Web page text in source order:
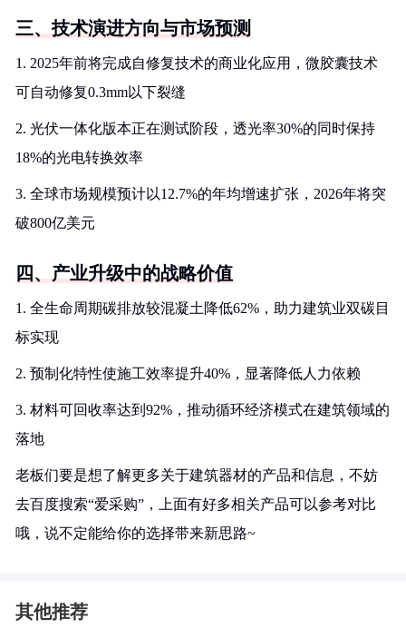
三、技术演进方向与市场预测
1. 2025年前将完成自修复技术的商业化应用，微胶囊技术
可自动修复0.3mm以下裂缝
2. 光伏一体化版本正在测试阶段，透光率30%的同时保持
18%的光电转换效率
3. 全球市场规模预计以12.7%的年均增速扩张，2026年将突
破800亿美元
四、产业升级中的战略价值
1. 全生命周期碳排放较混凝土降低62%，助力建筑业双碳目
标实现
2. 预制化特性使施工效率提升40%，显著降低人力依赖
3. 材料可回收率达到92%，推动循环经济模式在建筑领域的
落地
老板们要是想了解更多关于建筑器材的产品和信息，不妨
去百度搜索“爱采购”，上面有好多相关产品可以参考对比
哦，说不定能给你的选择带来新思路~
其他推荐